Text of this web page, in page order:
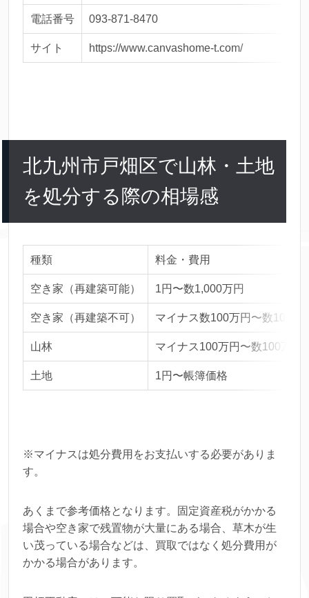
電話番号 093-871-8470
サイト https://www.canvashome-t.com/
北九州市戸畑区で山林・土地
を処分する際の相場感
種類 料金・費用
空き家（再建築可能） 1円〜数1,000万円
空き家（再建築不可） マイナス数100万円〜数100万
山林 マイナス100万円〜数100万円
土地 1円〜帳簿価格
※マイナスは処分費用をお支払いする必要がありま
す。
あくまで参考価格となります。固定資産税がかかる
場合や空き家で残置物が大量にある場合、草木が生
い茂っている場合などは、買取ではなく処分費用が
かかる場合があります。